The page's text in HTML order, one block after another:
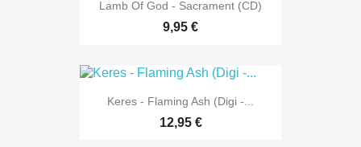
Lamb Of God - Sacrament (CD)
9,95 €
Keres - Flaming Ash (Digi -...
12,95 €